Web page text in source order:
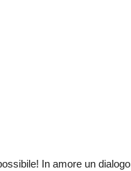
In amore un dialogo